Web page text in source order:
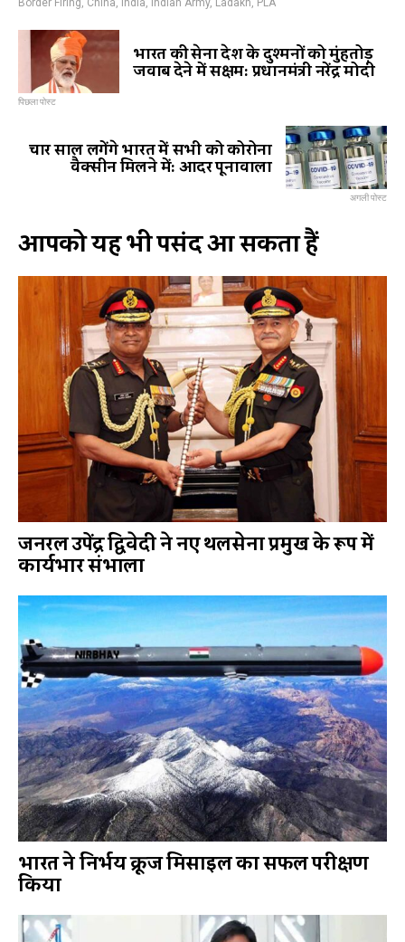
Border Firing , China, India, Indian Army, Ladakh, PLA
भारत की सेना देश के दुश्मनों को मुंहतोड़
जवाब देने में सक्षम: प्रधानमंत्री नरेंद्र मोदी
पिछला पोस्ट
चार साल लगेंगे भारत में सभी को कोरोना
वैक्सीन मिलने में: आदर पूनावाला
अगली पोस्ट
आपको यह भी पसंद आ सकता हैं
जनरल उपेंद्र द्विवेदी ने नए थलसेना प्रमुख के रूप में
कार्यभार संभाला
भारत ने निर्भय क्रूज मिसाइल का सफल परीक्षण
किया